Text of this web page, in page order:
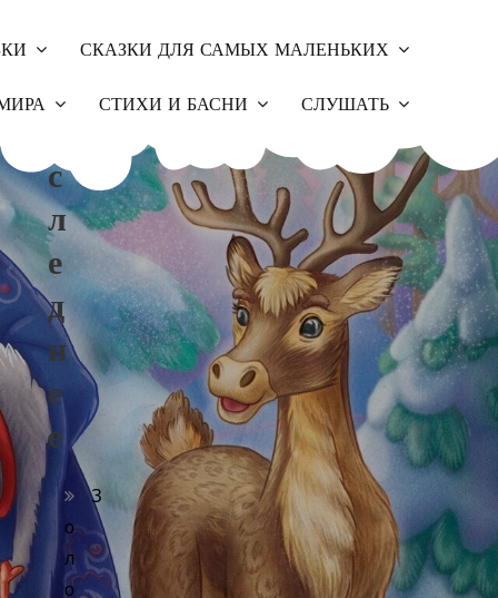
СКАЗКИ ДЛЯ САМЫХ МАЛЕНЬКИХ
СТИХИ И БАСНИ СЛУШАТЬ
С
Л
Е
Д
Н
Е
Е
З
о
л
о